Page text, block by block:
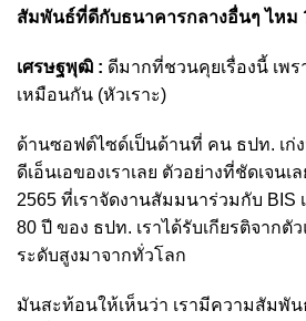
สัมพันธ์ที่ดีกับธนาคารกลางอื่นๆ ไหม
เศรษฐพุฒิ : ดีมากที่ชวนคุยเรื่องนี้ เพ
เหมือนกัน (หัวเราะ)
ด้านซอฟต์ไซด์เป็นด้านที่ คน ธปท. เก่ง
ดีเอ็นเอของเราเลย ตัวอย่างที่ชัดเจน
2565 ที่เราจัดงานสัมมนาร่วมกับ BIS
80 ปี ของ ธปท. เราได้รับเกียรติจากตั
ระดับสูงมาจากทั่วโลก
มันสะท้อนให้เห็นว่า เรามีความสัมพั